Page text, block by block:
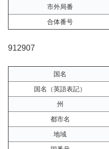
市外局番
合体番号
912907
国名
国名（英語表記）
州
都市名
地域